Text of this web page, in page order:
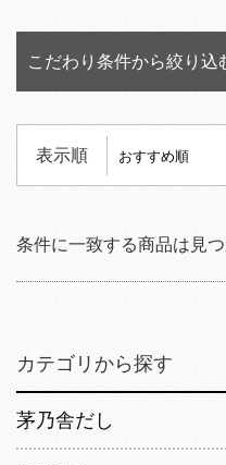
こだわり条件から絞り込
表示順
条件に一致する商品は見
カテゴリから探す
茅乃舎だし